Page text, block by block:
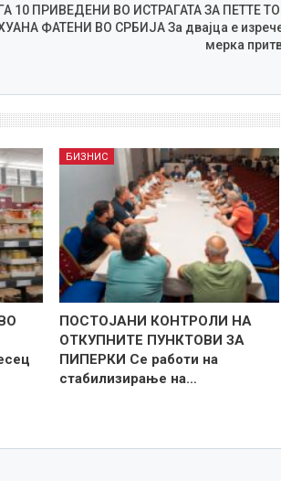
10 ПРИВЕДЕНИ ВО ИСТРАГАТА ЗА ПЕТТЕ
ФАТЕНИ ВО СРБИЈА За двајца е
мерка
БИЗНИС
ПОСТОЈАНИ КОНТРОЛИ НА
ОТКУПНИТЕ ПУНКТОВИ ЗА
ПИПЕРКИ Се работи на
стабилизирање на…